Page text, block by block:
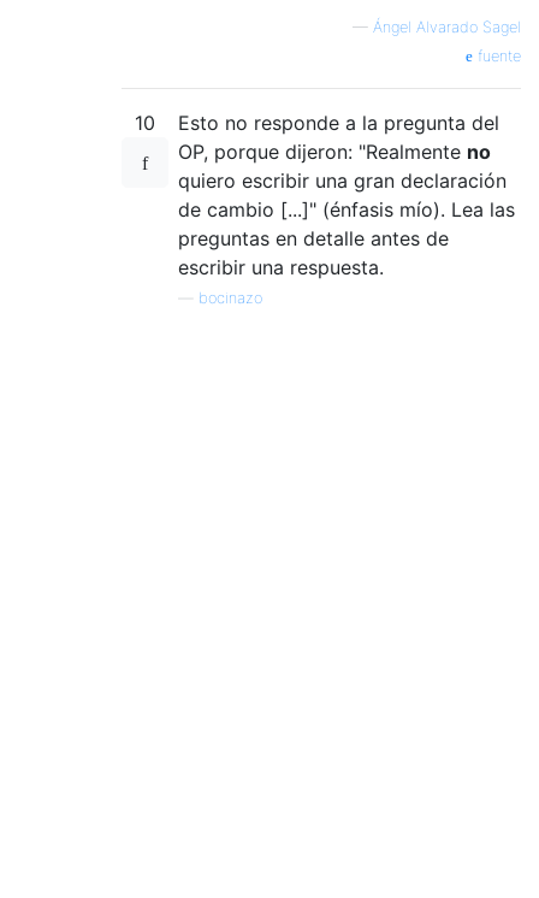
case 10:
                res
= "Oct";
break;
11
                res
= "Nov"
break;
case
12:
                res
= "Dic"
— Ángel Alvarado Sagel
fuente
10
Esto no responde a la pregunta del
OP, porque dijeron: "Realmente no
quiero escribir una gran declaración
de cambio [...]" (énfasis mío). Lea las
preguntas en detalle antes de
escribir una respuesta.
bocinazo